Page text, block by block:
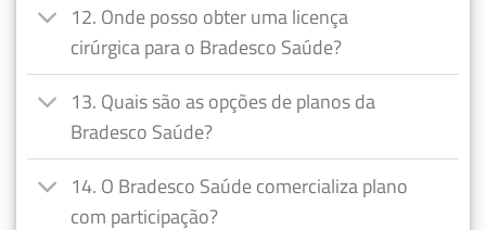
12. Onde posso obter uma licença
cirúrgica para o Bradesco Saúde?
13. Quais são as opções de planos da
Bradesco Saúde?
14. O Bradesco Saúde comercializa plano
com participação?